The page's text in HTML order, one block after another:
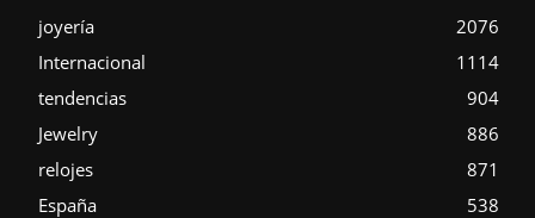
joyería
2076
Internacional
1114
tendencias
904
Jewelry
886
relojes
871
España
538